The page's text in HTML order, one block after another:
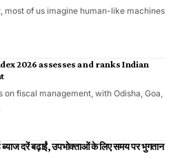
most of us imagine human-like machines
2026 assesses and ranks Indian
fiscal management, with Odisha, Goa,
ब्याज दरें बढ़ाईं, उपभोक्ताओं के लिए समय पर भुगतान